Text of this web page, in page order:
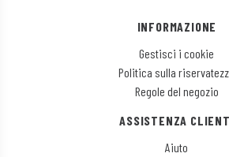
INFORMAZIONE
Gestisci i cookie
Politica sulla
Regole del negozio
ASSISTENZA
Aiuto